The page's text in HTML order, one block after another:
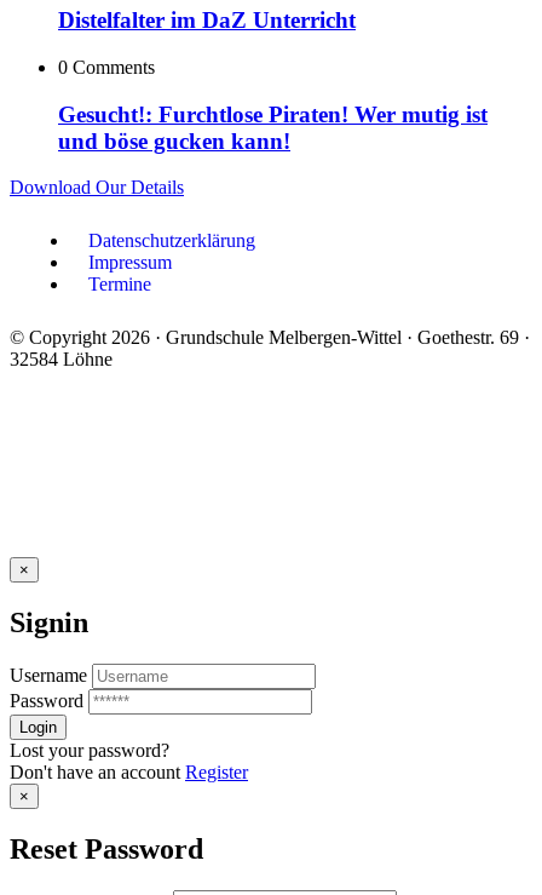
Distelfalter im DaZ Unterricht
0 Comments
Gesucht!: Furchtlose Piraten! Wer mutig ist
und böse gucken kann!
Download Our Details
Datenschutzerklärung
Impressum
Termine
© Copyright 2026 · Grundschule Melbergen-Wittel · Goethestr. 69 ·
32584 Löhne
×
Signin
Username
Password
Lost your password?
Don't have an account Register
×
Reset Password